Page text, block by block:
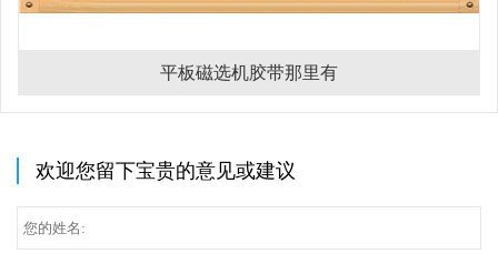
平板磁选机胶带那里有
欢迎您留下宝贵的意见或建议